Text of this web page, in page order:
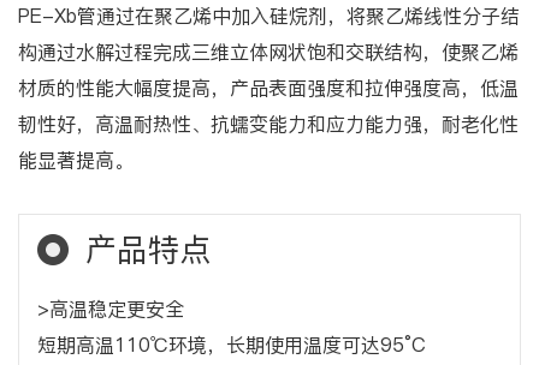
PE-Xb管通过在聚乙烯中加入硅烷剂，将聚乙烯线性分子结
构通过水解过程完成三维立体网状饱和交联结构，使聚乙烯
材质的性能大幅度提高，产品表面强度和拉伸强度高，低温
韧性好，高温耐热性、抗蠕变能力和应力能力强，耐老化性
能显著提高。
产品特点
>高温稳定更安全
短期高温110℃环境，长期使用温度可达95°C